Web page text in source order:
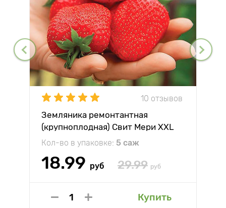
10 отзывов
Земляника ремонтантная
(крупноплодная) Свит Мери XXL
Кол-во в упаковке: 5 саж
18.99 руб 29.99 руб
Купить